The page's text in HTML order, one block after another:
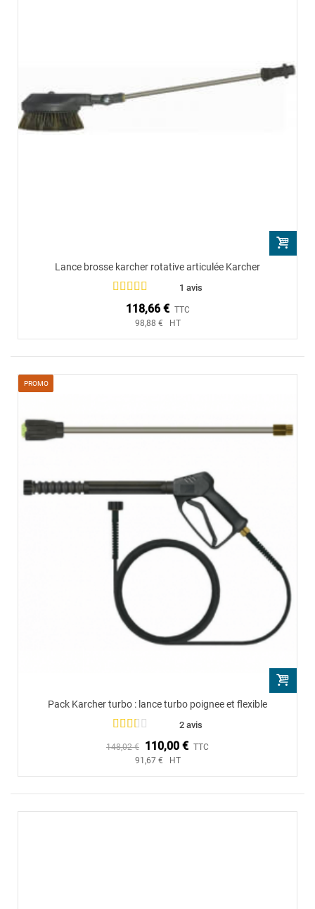
Lance brosse karcher rotative articulée Karcher
1 avis
118,66 € TTC
98,88 € HT
PROMO
Pack Karcher turbo : lance turbo poignee et flexible
2 avis
148,02 € 110,00 € TTC
91,67 € HT